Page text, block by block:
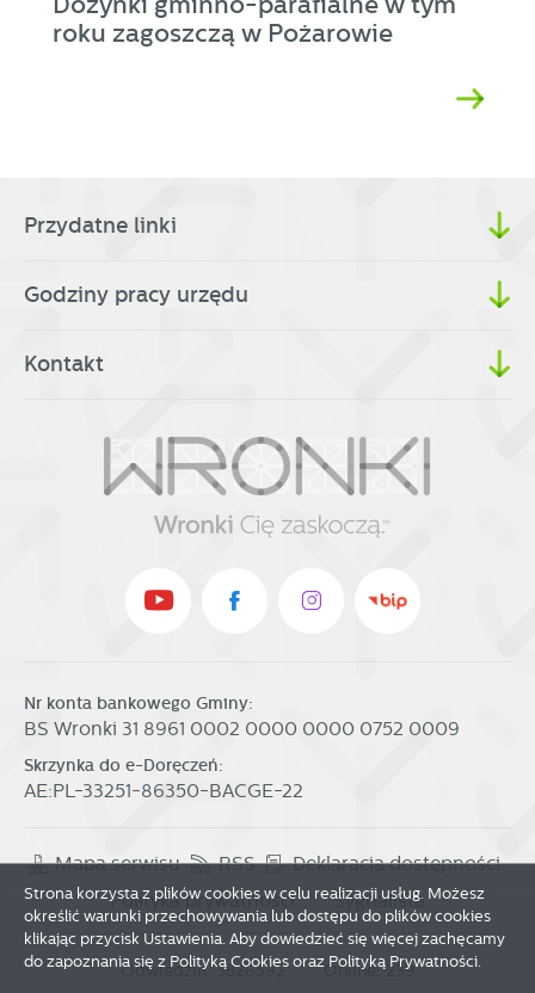
roku zagoszczą w Pożarowie
Przydatne linki
Godziny pracy urzędu
Kontakt
Nr konta bankowego Gminy:
BS Wronki 31 8961 0002 0000 0000 0752 0009
Skrzynka do e-Doręczeń:
AE:PL-33251-86350-BACGE-22
Mapa serwisu RSS
Deklaracja dostępności
Polityka prywatności
Sygnalista
Odwiedzin: 3826592 Online: 239
Strona korzysta z plików cookies w celu realizacji usług. Możesz
określić warunki przechowywania lub dostępu do plików cookies
klikając przycisk Ustawienia. Aby dowiedzieć się więcej zachęcamy
do zapoznania się z Polityką Cookies oraz Polityką Prywatności.
Zapisz wybrane